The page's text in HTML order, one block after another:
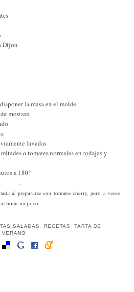
Dijon
la masa en el molde
mostaza
lavadas
o tomates normales en rodajas y
a 180°
al prepararse con tomates cherry, pero a veces
botar un poco.
SALADAS , RECETAS , TARTA DE
VERANO